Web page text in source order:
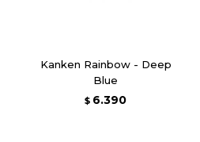
Kanken Rainbow - Deep
Blue
$ 6.390